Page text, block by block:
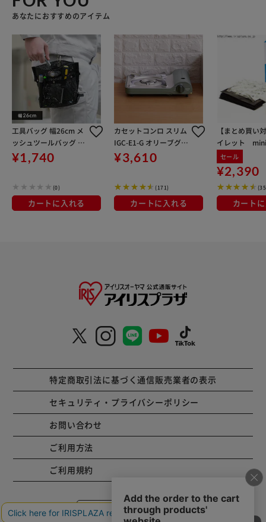
あなたにおすすめのアイテム
工具バッグ 幅26cm メ
ッシュツールバッグ TL
B-M2622 ブラック
¥1,740
(0)
カートに入れる
カセットコンロ スリム
IGC-E1-G オリーブグリ
ーン
¥3,610
(171)
カートに入れる
【まとめ買い
イレット
回分 防災グッ
トイレ 避難用
ドア 屋外 持ち
易トイレ 災害
セール
¥2,390
カート
特定商取引法に基づく通信販売業者の表示
セキュリティ・プライバシーポリシー
お問い合わせ
ご利用方法
ご利用規約
コーポレートサイト